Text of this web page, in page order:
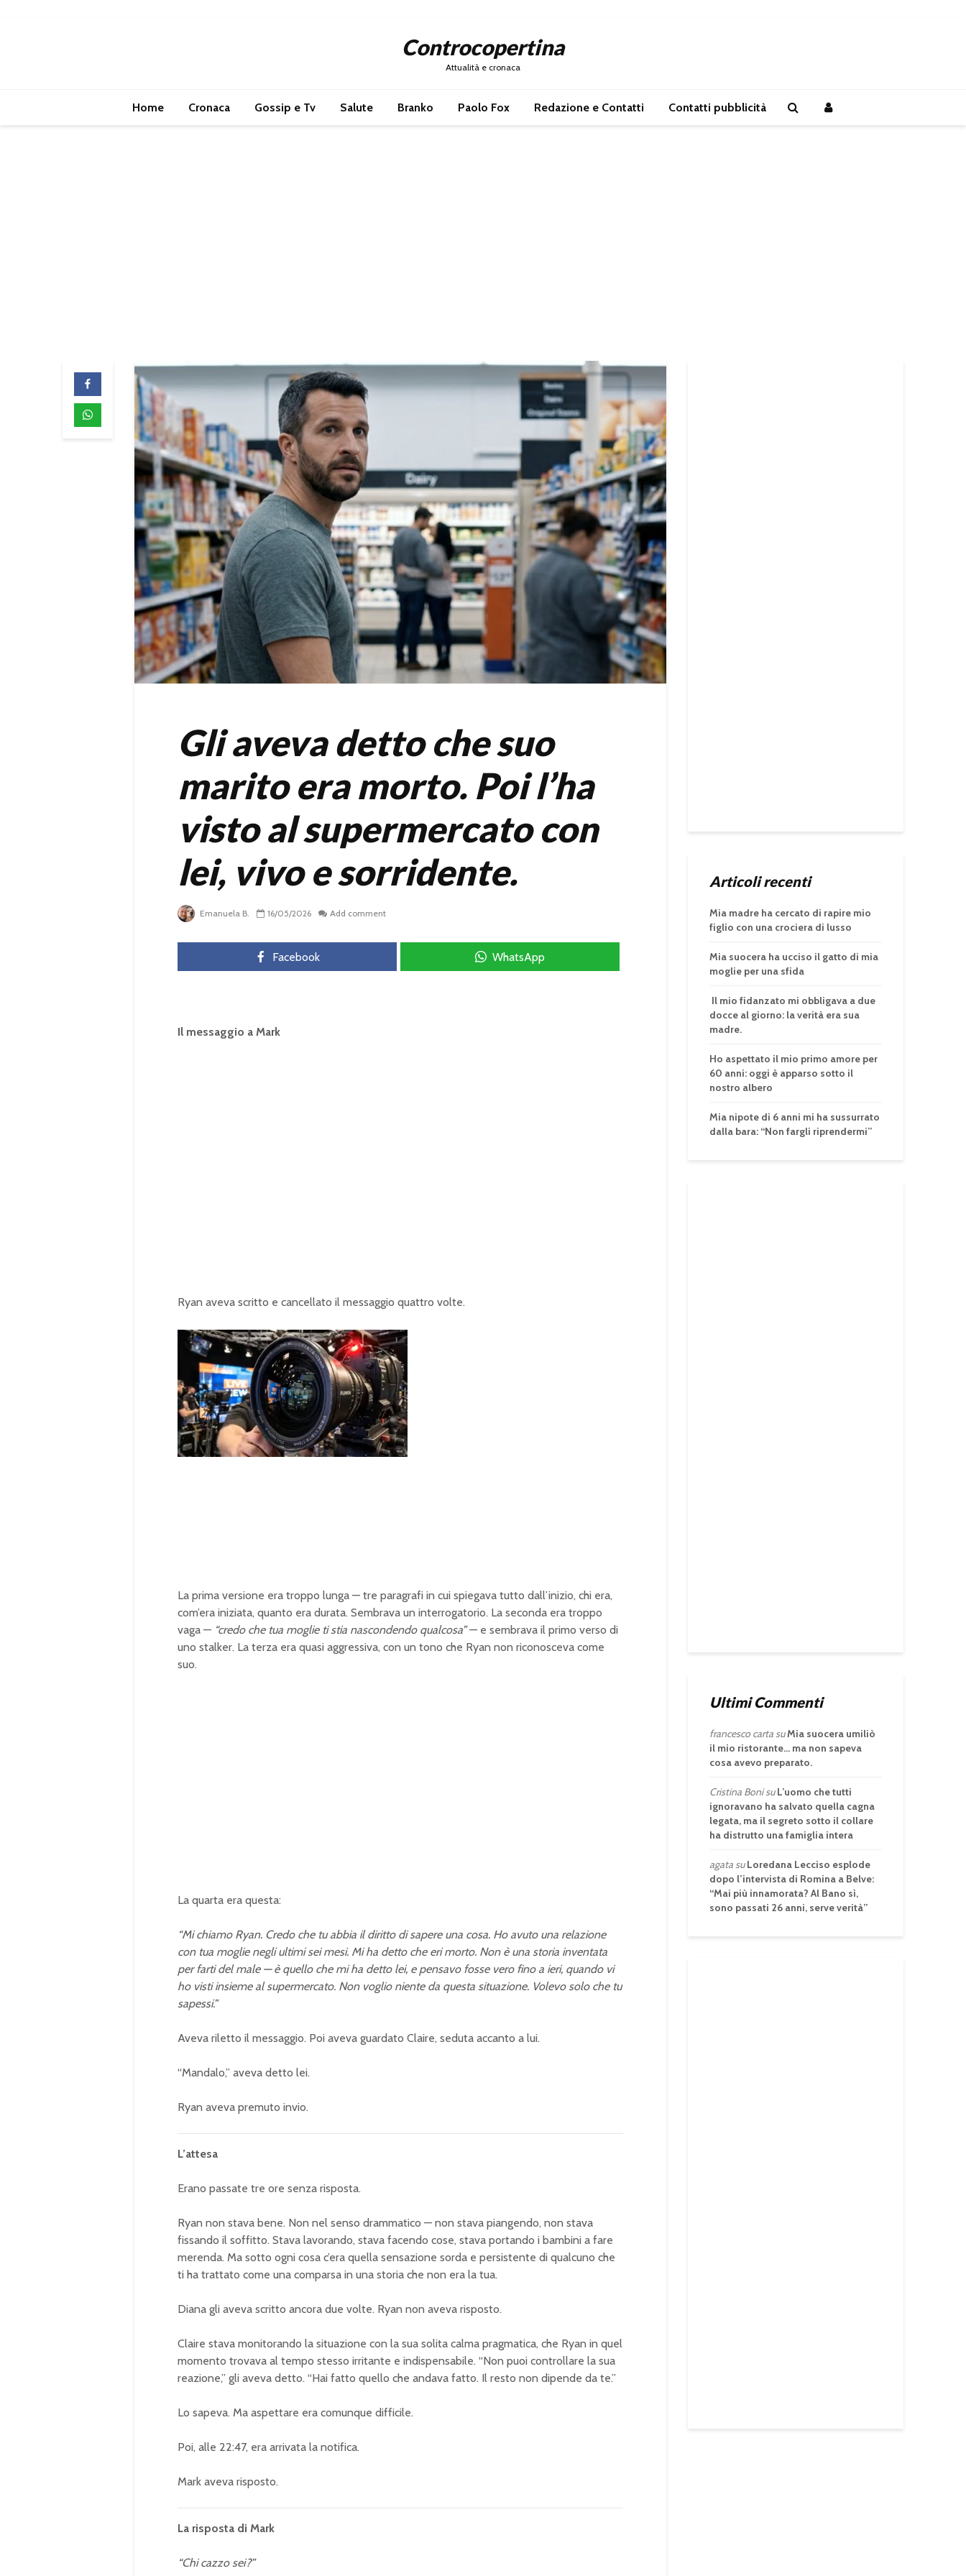
Controcopertina
Attualità e cronaca
Home Cronaca Gossip e Tv Salute Branko Paolo Fox Redazione e Contatti Contatti pubblicità
Gli aveva detto che suo
marito era morto. Poi l’ha
visto al supermercato con
lei, vivo e sorridente.
Emanuela B. 16/05/2026 Add comment
Facebook WhatsApp
Il messaggio a Mark
Ryan aveva scritto e cancellato il messaggio quattro volte.
n
m
L
o
La prima versione era troppo lunga — tre paragrafi in cui spiegava tutto dall’inizio, chi era,
com’era iniziata, quanto era durata. Sembrava un interrogatorio. La seconda era troppo
vaga — “credo che tua moglie ti stia nascondendo qualcosa”— e sembrava il primo verso di
uno stalker. La terza era quasi aggressiva, con un tono che Ryan non riconosceva come
suo.
La quarta era questa:
“Mi chiamo Ryan. Credo che tu abbia il diritto di sapere una cosa. Ho avuto una relazione
con tua moglie negli ultimi sei mesi. Mi ha detto che eri morto. Non è una storia inventata
per farti del male — è quello che mi ha detto lei, e pensavo fosse vero fino a ieri, quando vi
ho visti insieme al supermercato. Non voglio niente da questa situazione. Volevo solo che tu
sapessi.”
Aveva riletto il messaggio. Poi aveva guardato Claire, seduta accanto a lui.
“Mandalo,” aveva detto lei.
Ryan aveva premuto invio.
L’attesa
Erano passate tre ore senza risposta.
Ryan non stava bene. Non nel senso drammatico — non stava piangendo, non stava
fissando il soffitto. Stava lavorando, stava facendo cose, stava portando i bambini a fare
merenda. Ma sotto ogni cosa c’era quella sensazione sorda e persistente di qualcuno che
ti ha trattato come una comparsa in una storia che non era la tua.
Diana gli aveva scritto ancora due volte. Ryan non aveva risposto.
Claire stava monitorando la situazione con la sua solita calma pragmatica, che Ryan in quel
momento trovava al tempo stesso irritante e indispensabile. “Non puoi controllare la sua
reazione,” gli aveva detto. “Hai fatto quello che andava fatto. Il resto non dipende da te.”
Lo sapeva. Ma aspettare era comunque difficile.
Poi, alle 22:47, era arrivata la notifica.
Mark aveva risposto.
La risposta di Mark
“Chi cazzo sei?”
Articoli recenti
Mia madre ha cercato di rapire mio
figlio con una crociera di lusso
Mia suocera ha ucciso il gatto di mia
moglie per una sfida
Il mio fidanzato mi obbligava a due
docce al giorno: la verità era sua
madre.
Ho aspettato il mio primo amore per
60 anni: oggi è apparso sotto il
nostro albero
Mia nipote di 6 anni mi ha sussurrato
dalla bara: “Non fargli riprendermi”
Ultimi Commenti
francesco cartasuMia suocera umiliò
il mio ristorante… ma non sapeva
cosa avevo preparato.
Cristina BonisuL’uomo che tutti
ignoravano ha salvato quella cagna
legata, ma il segreto sotto il collare
ha distrutto una famiglia intera
agatasuLoredana Lecciso esplode
dopo l’intervista di Romina a Belve:
“Mai più innamorata? Al Bano sì,
sono passati 26 anni, serve verità”